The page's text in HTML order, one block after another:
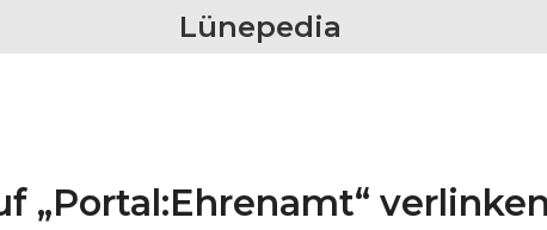
Lünepedia
„Portal:Ehrenamt“ verlinken